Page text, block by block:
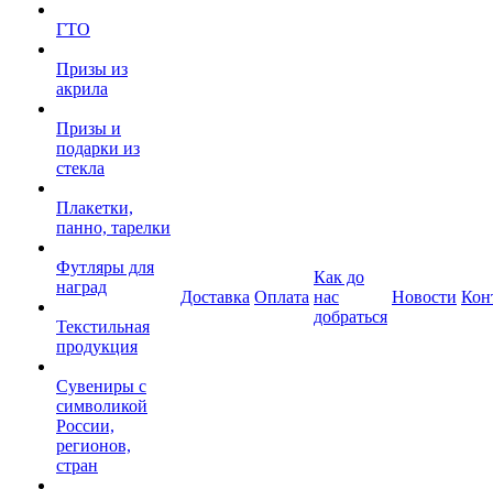
ГТО
Призы из
акрила
Призы и
подарки из
стекла
Плакетки,
панно, тарелки
Футляры для
наград
Текстильная
продукция
Сувениры с
символикой
России,
регионов,
стран
Доставка Оплата
Как до
нас
добраться
Новости